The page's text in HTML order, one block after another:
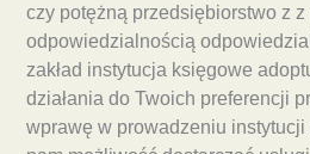
czy potężną przedsiębiorstwo z
odpowiedzialnością
zakład instytucja księgowe
działania do Twoich preferencji
wprawę w prowadzeniu